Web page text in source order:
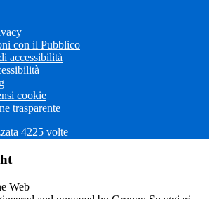
con il Pubblico
accessibilità
cookie
trasparente
4225 volte